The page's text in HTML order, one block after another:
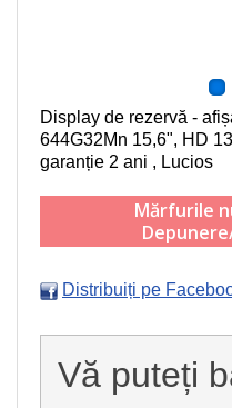
Display de rezervă -
644G32Mn 15,6", HD
garanție 2 ani , Lucios
Mărfurile
Distribuiți pe
Vă puteți